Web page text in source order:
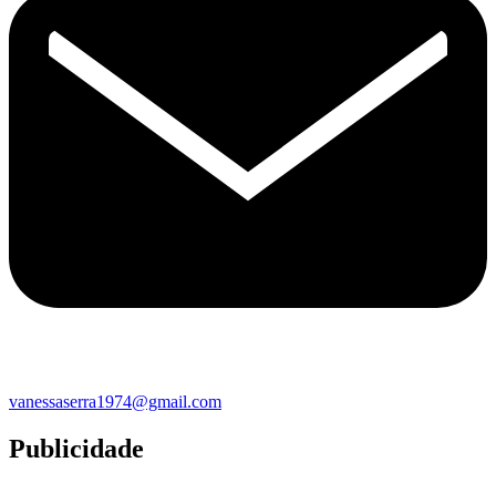
vanessaserra1974@gmail.com
Publicidade